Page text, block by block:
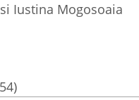
Iustina Mogosoaia